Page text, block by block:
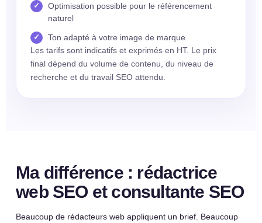
Optimisation possible pour le référencement
naturel
Ton adapté à votre image de marque
Les tarifs sont indicatifs et exprimés en HT. Le prix
final dépend du volume de contenu, du niveau de
recherche et du travail SEO attendu.
Ma différence : rédactrice
web SEO et consultante SEO
Beaucoup de rédacteurs web appliquent un brief. Beaucoup